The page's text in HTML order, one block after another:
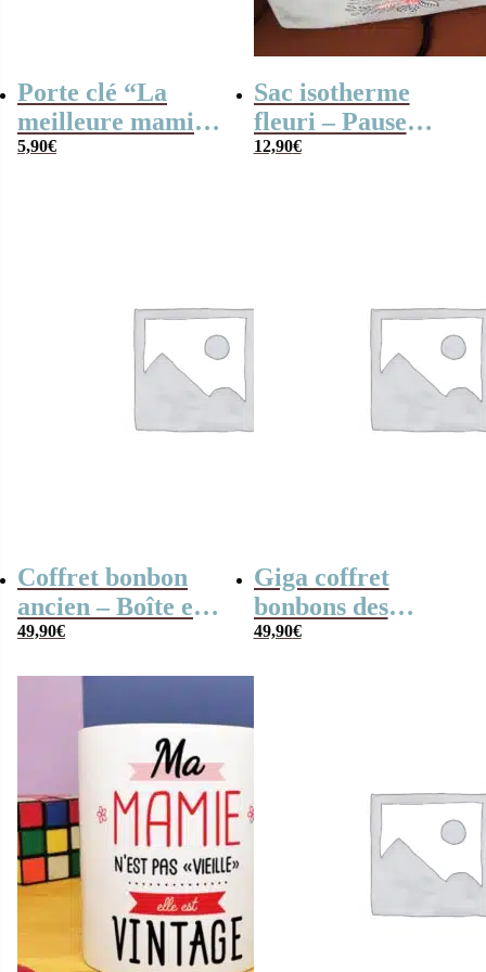
Porte clé “La
meilleure mamie
du monde” –
5,90€
Sac isotherme
fleuri – Pause
fraicheur
12,90€
Coffret bonbon
ancien – Boîte en
métal Corn Flakes
49,90€
Giga coffret
bonbons des
années 70
49,90€